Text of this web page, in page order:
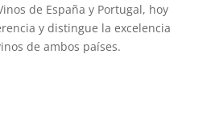
de España y Portugal, hoy
y distingue la excelencia
de ambos países.